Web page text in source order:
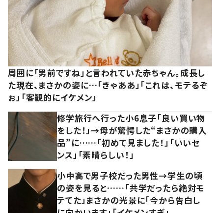
周囲に「男前ですね」と言われていた赤ちゃん。成長し
た現在、まさかの姿に…「きゃああ」「これは、モテるぞ
ぉ」「客観的にイケメン」
修学旅行へ行った小6息子「良い買い物
をした！」→母が驚愕した“まさかの購入
品”に……「初めて見ました！」「いいセ
ンス」「素晴らしい！」
小中高で男子校だった男性→学生の頃
の姿を見ると……「共学だったら絶対モ
テてた」まさかの光景に「今から告白し